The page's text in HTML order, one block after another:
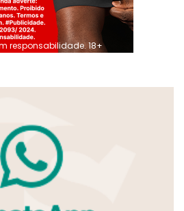
responsabilidade. 18+